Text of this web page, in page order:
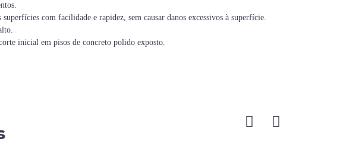
com facilidade e rapidez, sem causar danos excessivos à superfície.
inicial em pisos de concreto polido exposto.